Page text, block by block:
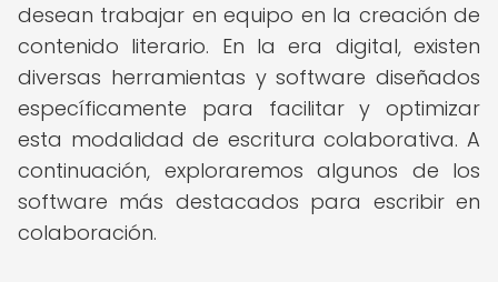
desean trabajar en equipo en la creación de
contenido literario. En la era digital, existen
diversas herramientas y software diseñados
específicamente para facilitar y optimizar
esta modalidad de escritura colaborativa. A
continuación, exploraremos algunos de los
software más destacados para escribir en
colaboración.